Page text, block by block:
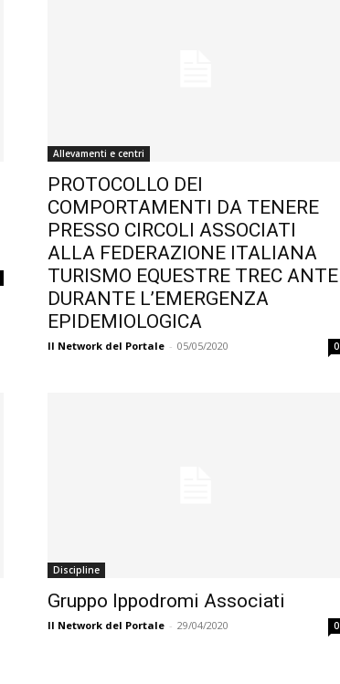
Allevamenti e centri
PROTOCOLLO DEI
COMPORTAMENTI DA TENERE
PRESSO CIRCOLI ASSOCIATI
ALLA FEDERAZIONE ITALIANA
TURISMO EQUESTRE TREC ANTE
DURANTE L’EMERGENZA
EPIDEMIOLOGICA
Il Network del Portale - 05/05/2020 0
Discipline
Gruppo Ippodromi Associati
Il Network del Portale - 29/04/2020 0